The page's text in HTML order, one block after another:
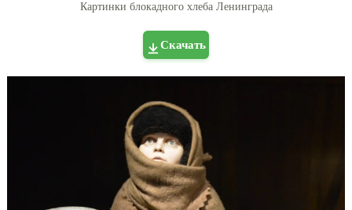
Картинки блокадного хлеба Ленинграда
Скачать